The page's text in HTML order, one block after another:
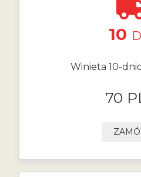
10
Winieta 10-
70